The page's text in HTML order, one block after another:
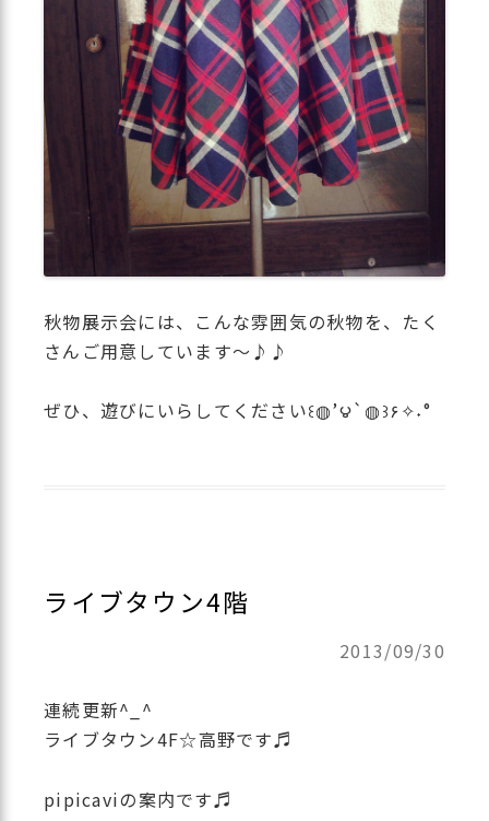
秋物展示会には、こんな雰囲気の秋物を、たく
さんご用意しています〜♪♪
ぜひ、遊びにいらしてください꒰◍’౪`◍꒱۶✧˖°
ライブタウン4階
2013/09/30
連続更新^_^
ライブタウン4F☆高野です♬
pipicaviの案内です♬